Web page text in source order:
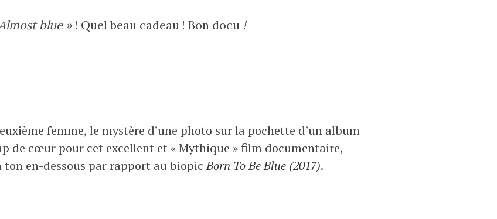
blue »! Quel beau cadeau ! Bon docu !‎
femme, le mystère d’une photo sur la pochette d’un album
de cœur pour cet excellent et « Mythique » film documentaire,
en-dessous par rapport au biopicBorn To Be Blue (2017).